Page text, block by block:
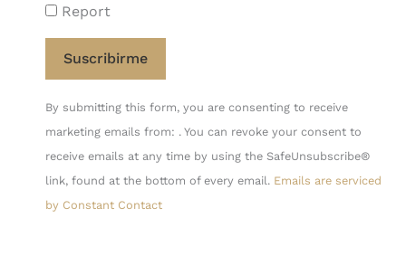
Report
Constant
Contact
Use.
Please
leave
By submitting this form, you are consenting to receive
marketing emails from: . You can revoke your consent to
receive emails at any time by using the SafeUnsubscribe®
link, found at the bottom of every email. Emails are serviced
by Constant Contact